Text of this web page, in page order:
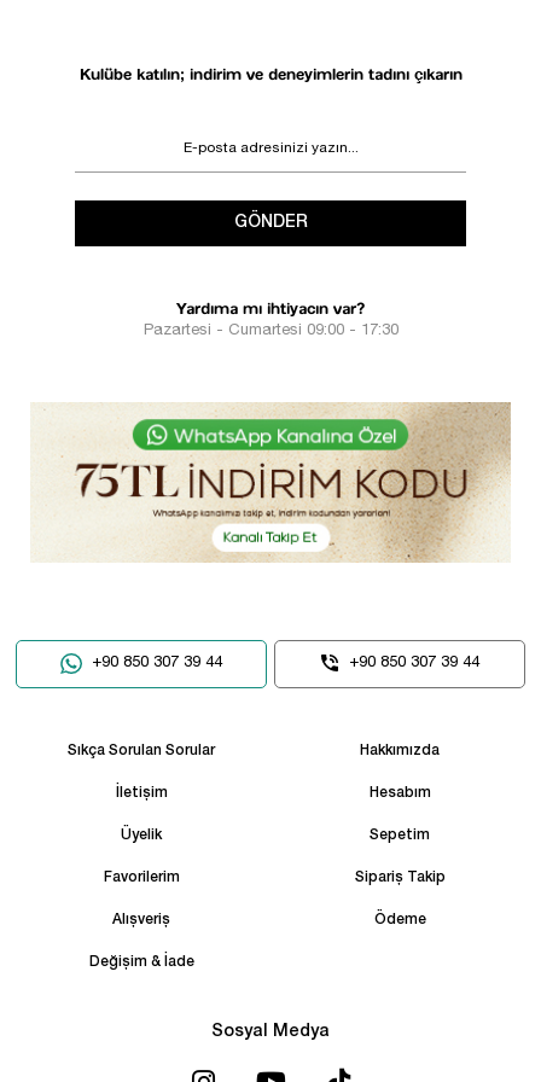
Kulübe katılın; indirim ve deneyimlerin tadını çıkarın
GÖNDER
Yardıma mı ihtiyacın var?
Pazartesi - Cumartesi 09:00 - 17:30
+90 850 307 39 44 +90 850 307 39 44
Sıkça Sorulan Sorular Hakkımızda
İletişim Hesabım
Üyelik Sepetim
Favorilerim Sipariş Takip
Alışveriş Ödeme
Değişim & İade
Sosyal Medya